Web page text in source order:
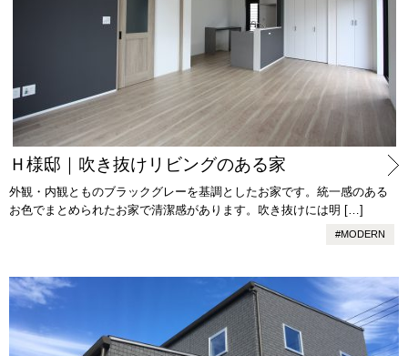
Ｈ様邸｜吹き抜けリビングのある家
外観・内観とものブラックグレーを基調としたお家です。統一感のある
お色でまとめられたお家で清潔感があります。吹き抜けには明 […]
#MODERN